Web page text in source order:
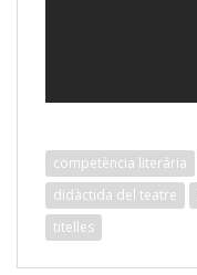
competència literària
didàctida del teatre
titelles